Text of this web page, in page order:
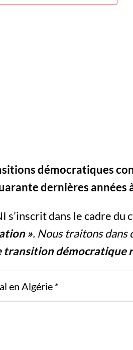
démocratiques
dernières années
dans le cadre du
». Nous traitons dans
transition démocratique
en Algérie *